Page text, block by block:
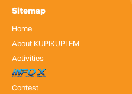
Sitemap
Home
About KUPIKUPI FM
Activities
InfoX
Contest